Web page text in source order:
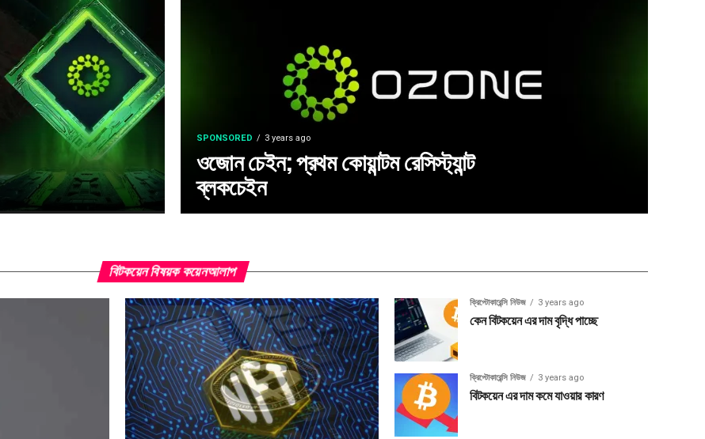
SPONSORED 3 years ago
ওজোন চেইন; প্রথম কোয়ান্টম রেসিস্ট্যান্ট
ব্লকচেইন
বিটকয়েন বিষয়ক কয়েনআলাপ
ক্রিপ্টোকারেন্সি নিউজ 3 years ago
কেন বিটকয়েন এর দাম বৃদ্ধি পাচ্ছে
ক্রিপ্টোকারেন্সি নিউজ 3 years ago
বিটকয়েন এর দাম কমে যাওয়ার কারণ